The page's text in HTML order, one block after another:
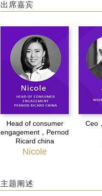
出席嘉宾
Head of consumer
engagement，Pernod
Ricard china
Nicole
Ceo
主题阐述